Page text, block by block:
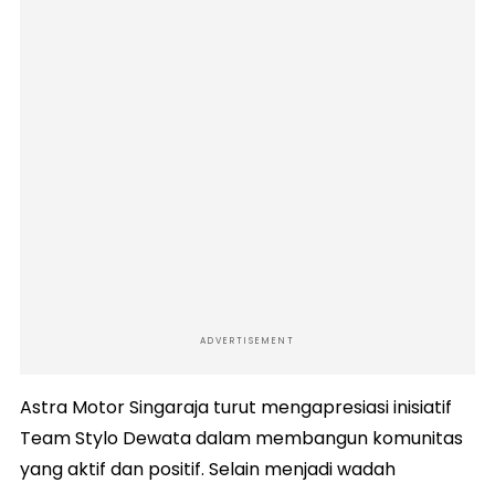
ADVERTISEMENT
Astra Motor Singaraja turut mengapresiasi inisiatif
Team Stylo Dewata dalam membangun komunitas
yang aktif dan positif. Selain menjadi wadah